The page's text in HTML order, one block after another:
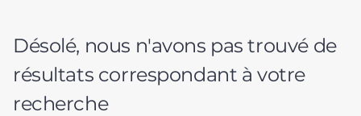
Désolé, nous n'avons pas trouvé de
résultats correspondant à votre
recherche